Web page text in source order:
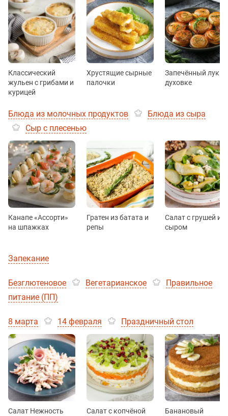
Классический
жульен с грибами и
курицей
Хрустящие сырные
палочки
Запечённый лук в
духовке
Блюда из молочных продуктов
Блюда из сыра
Сыр с плесенью
Канапе «Ассорти»
на шпажках
Гратен из батата и
репы
Салат с грушей и
сыром
Запекание
Безглютеновое Вегетарианское
Правильное
питание (ПП)
8 марта 14 февраля Праздничный стол
Салат Нежность
Салат с копчёной
Банановый